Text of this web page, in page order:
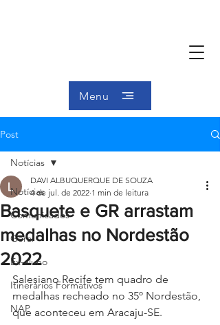
Menu
Post
Notícias
Comunicados
Geral
Ex-aluno
Itinerários Formativos
NAP
Notícias
Basquete e GR arrastam
medalhas no Nordestão
2022
DAVI ALBUQUERQUE DE SOUZA
4 de jul. de 2022 1 min de leitura
Salesiano Recife tem quadro de
medalhas recheado no 35º Nordestão,
que aconteceu em Aracaju-SE.